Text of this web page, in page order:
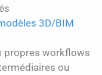
3D/BIM
propres workflows
ou